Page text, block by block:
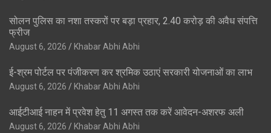
सोलन पुलिस का नशा तस्करों पर बड़ा प्रहार, 2.40 करोड़ की अवैध संपत्ति
फ्रीज
August 6, 2026 Khabar Abhi Abhi
ई-श्रम पोर्टल पर पंजीकरण कर श्रमिक उठाएं सरकारी योजनाओं का लाभ
August 6, 2026 Khabar Abhi Abhi
आईटीआई नाहन में प्रवेश हेतु 11 अगस्त तक करें आवेदन-अशरफ अली
August 6, 2026 Khabar Abhi Abhi